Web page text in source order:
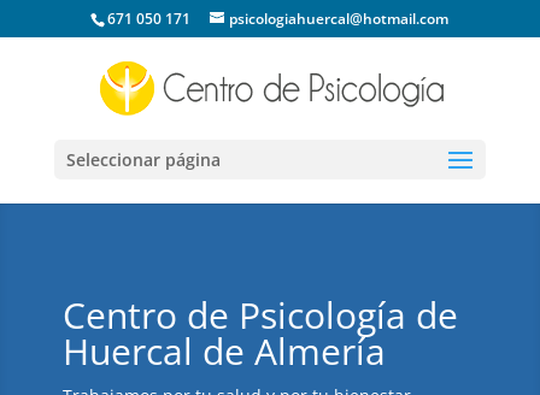
671 050 171 psicologiahuercal@hotmail.com
Seleccionar página
Centro de Psicología de
Huercal de Almería